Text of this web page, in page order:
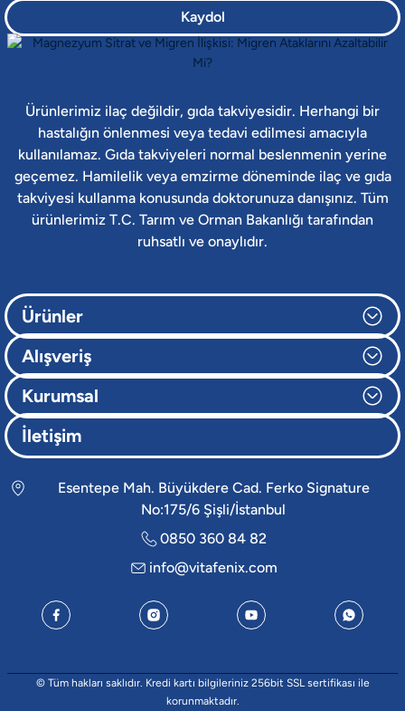
Kaydol
Ürünlerimiz ilaç değildir, gıda takviyesidir. Herhangi bir
hastalığın önlenmesi veya tedavi edilmesi amacıyla
kullanılamaz. Gıda takviyeleri normal beslenmenin yerine
geçemez. Hamilelik veya emzirme döneminde ilaç ve gıda
takviyesi kullanma konusunda doktorunuza danışınız. Tüm
ürünlerimiz T.C. Tarım ve Orman Bakanlığı tarafından
ruhsatlı ve onaylıdır.
Ürünler
Alışveriş
Kurumsal
İletişim
Esentepe Mah. Büyükdere Cad. Ferko Signature
No:175/6 Şişli/İstanbul
0850 360 84 82
info@vitafenix.com
© Tüm hakları saklıdır. Kredi kartı bilgileriniz 256bit SSL sertifikası ile
korunmaktadır.